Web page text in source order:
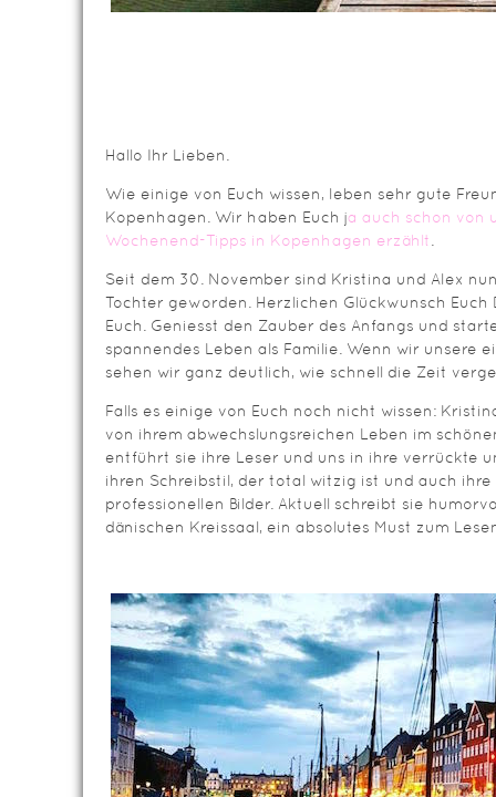
Hallo Ihr Lieben.
Wie einige von Euch wissen, leben sehr gute
Kopenhagen. Wir haben Euch ja auch schon von
Wochenend-Tipps in Kopenhagen erzählt
Seit dem 30. November sind Kristina und Alex
Tochter geworden. Herzlichen Glückwunsch
Euch. Geniesst den Zauber des Anfangs und
spannendes Leben als Familie. Wenn wir unsere
sehen wir ganz deutlich, wie schnell die Zeit
Falls es einige von Euch noch nicht wissen:
von ihrem abwechslungsreichen Leben im
entführt sie ihre Leser und uns in ihre verrückte
ihren Schreibstil, der total witzig ist und auch
professionellen Bilder. Aktuell schreibt sie
dänischen Kreissaal, ein absolutes Must zum